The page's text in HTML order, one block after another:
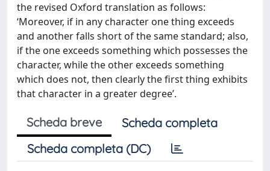
the revised Oxford translation as follows:
‘Moreover, if in any character one thing exceeds
and another falls short of the same standard; also,
if the one exceeds something which possesses the
character, while the other exceeds something
which does not, then clearly the first thing exhibits
that character in a greater degree’.
Scheda breve
Scheda completa
Scheda completa (DC)